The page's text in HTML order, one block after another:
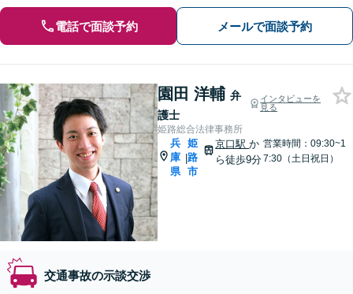
電話で面談予約 メールで面談予約
園田 洋輔 弁
護士
インタビューを
見る
姫路総合法律事務所
兵
庫
県
|
姫
路
市
京口駅か
ら徒歩9分
営業時間：09:30~1
7:30（土日祝日）
交通事故の示談交渉